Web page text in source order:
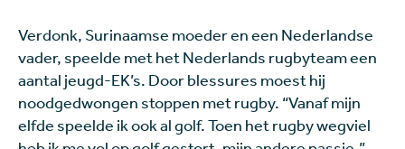
Verdonk, Surinaamse moeder en een Nederlandse
vader, speelde met het Nederlands rugbyteam een
aantal jeugd-EK’s. Door blessures moest hij
noodgedwongen stoppen met rugby. “Vanaf mijn
elfde speelde ik ook al golf. Toen het rugby wegviel